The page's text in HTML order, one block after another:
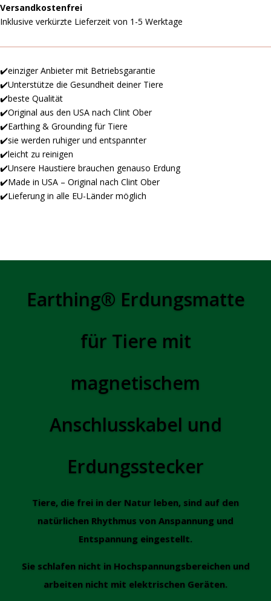
Versandkostenfrei
Inklusive verkürzte Lieferzeit von 1-5 Werktage
✔️einziger Anbieter mit Betriebsgarantie
✔️Unterstütze die Gesundheit deiner Tiere
✔️beste Qualität
✔️Original aus den USA nach Clint Ober
✔️Earthing & Grounding für Tiere
✔️sie werden ruhiger und entspannter
✔️leicht zu reinigen
✔️Unsere Haustiere brauchen genauso Erdung
✔️Made in USA – Original nach Clint Ober
✔️Lieferung in alle EU-Länder möglich
Earthing® Erdungsmatte
für Tiere mit
magnetischem
Anschlusskabel und
Erdungsstecker
Tiere, die frei in der Natur leben, sind auf den
natürlichen Rhythmus von Anspannung und
Entspannung eingestellt.
Sie schlafen nicht in Hochspannungsbereichen und
arbeiten nicht mit elektrischen Geräten.